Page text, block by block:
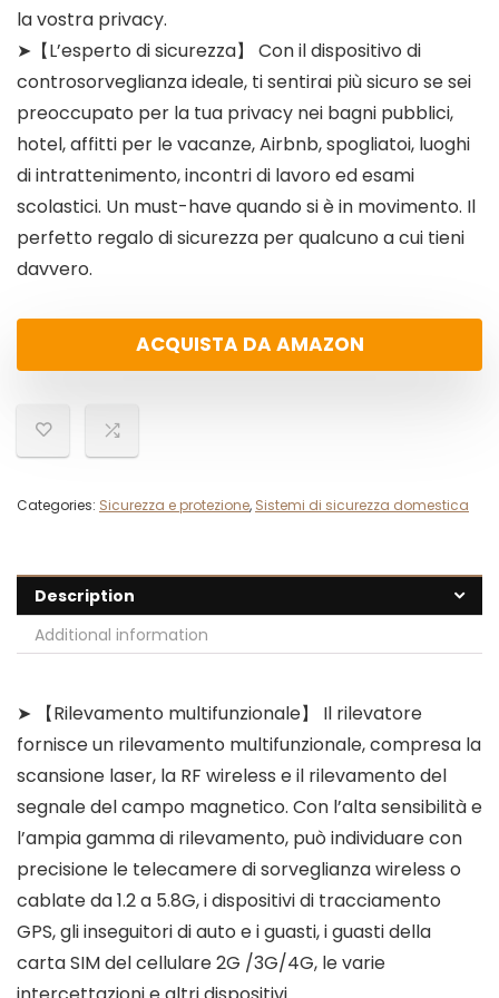
la vostra privacy.
➤【L’esperto di sicurezza】 Con il dispositivo di
controsorveglianza ideale, ti sentirai più sicuro se sei
preoccupato per la tua privacy nei bagni pubblici,
hotel, affitti per le vacanze, Airbnb, spogliatoi, luoghi
di intrattenimento, incontri di lavoro ed esami
scolastici. Un must-have quando si è in movimento. Il
perfetto regalo di sicurezza per qualcuno a cui tieni
davvero.
ACQUISTA DA AMAZON
Categories: Sicurezza e protezione, Sistemi di sicurezza domestica
Description
Additional information
➤ 【Rilevamento multifunzionale】 Il rilevatore
fornisce un rilevamento multifunzionale, compresa la
scansione laser, la RF wireless e il rilevamento del
segnale del campo magnetico. Con l’alta sensibilità e
l’ampia gamma di rilevamento, può individuare con
precisione le telecamere di sorveglianza wireless o
cablate da 1.2 a 5.8G, i dispositivi di tracciamento
GPS, gli inseguitori di auto e i guasti, i guasti della
carta SIM del cellulare 2G /3G/4G, le varie